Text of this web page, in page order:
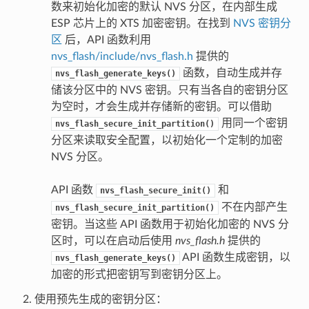
数来初始化加密的默认 NVS 分区，在内部生成
ESP 芯片上的 XTS 加密密钥。在找到
NVS 密钥分
区 后，API 函数利用
nvs_flash/include/nvs_flash.h 提供的
nvs_flash_generate_keys()
函数，自动生成并存
储该分区中的 NVS 密钥。只有当各自的密钥分区
为空时，才会生成并存储新的密钥。可以借助
nvs_flash_secure_init_partition()
用同一个密钥
分区来读取安全配置，以初始化一个定制的加密
NVS 分区。
API 函数 nvs_flash_secure_init() 和
nvs_flash_secure_init_partition()
不在内部产生
密钥。当这些 API 函数用于初始化加密的 NVS 分
区时，可以在启动后使用 nvs_flash.h提供的
nvs_flash_generate_keys()
API 函数生成密钥，以
加密的形式把密钥写到密钥分区上。
使用预先生成的密钥分区：